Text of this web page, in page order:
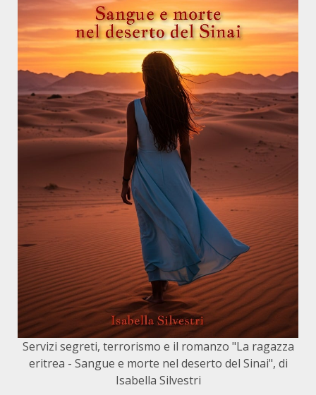
Servizi segreti, terrorismo e il romanzo "La ragazza
eritrea - Sangue e morte nel deserto del Sinai", di
Isabella Silvestri